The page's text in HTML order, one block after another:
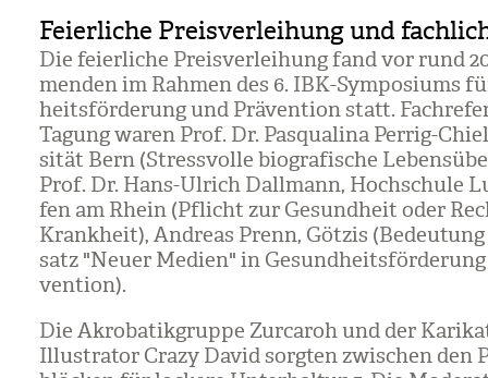
Feierliche Preisverleihung und
Die fei­er­li­che Preis­ver­lei­hung fand vor rund
men­den im Rah­men des 6. IBK-Sym­po­si­ums
heits­för­de­rung und Prä­ven­tion statt.
Tagung waren Prof. Dr. Pas­qua­lina Per­rig-
si­tät Bern (Stress­volle bio­gra­fi­sche
Prof. Dr. Hans-Ulrich Dall­mann, Hoch­schule
fen am Rhein (Pflicht zur Gesund­heit oder
Krank­heit), Andreas Prenn, Göt­zis
satz "Neuer Medien" in
ven­tion).
Die Akro­ba­tik­gruppe Zur­ca­roh und der
Illus­tra­tor Crazy David sorg­ten zwi­schen den